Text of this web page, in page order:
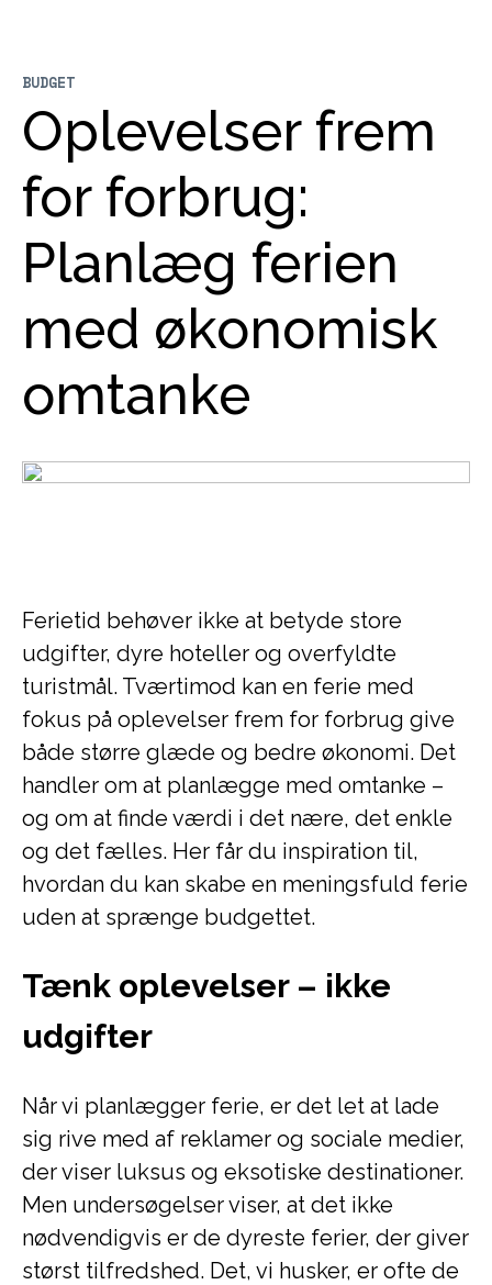
Oplevelser frem
for forbrug:
Planlæg ferien
med økonomisk
omtanke
BUDGET
Ferietid behøver ikke at betyde store
udgifter, dyre hoteller og overfyldte
turistmål. Tværtimod kan en ferie med
fokus på oplevelser frem for forbrug give
både større glæde og bedre økonomi. Det
handler om at planlægge med omtanke –
og om at finde værdi i det nære, det enkle
og det fælles. Her får du inspiration til,
hvordan du kan skabe en meningsfuld ferie
uden at sprænge budgettet.
Tænk oplevelser – ikke
udgifter
Når vi planlægger ferie, er det let at lade
sig rive med af reklamer og sociale medier,
der viser luksus og eksotiske destinationer.
Men undersøgelser viser, at det ikke
nødvendigvis er de dyreste ferier, der giver
størst tilfredshed. Det, vi husker, er ofte de